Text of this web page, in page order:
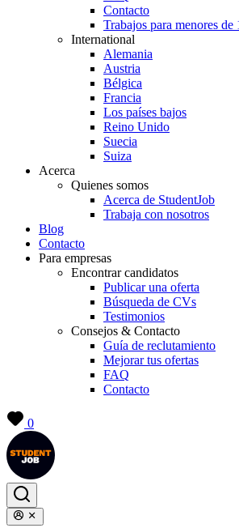
Contacto
Trabajos para menores de
International
Alemania
Austria
Bélgica
Francia
Los países bajos
Reino Unido
Suecia
Suiza
Acerca
Quienes somos
Acerca de StudentJob
Trabaja con nosotros
Blog
Contacto
Para empresas
Encontrar candidatos
Publicar una oferta
Búsqueda de CVs
Testimonios
Consejos & Contacto
Guía de reclutamiento
Mejorar tus ofertas
FAQ
Contacto
0